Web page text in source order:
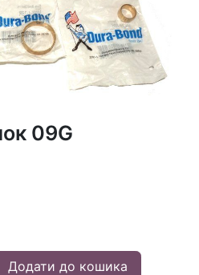
09G
Додати до кошика